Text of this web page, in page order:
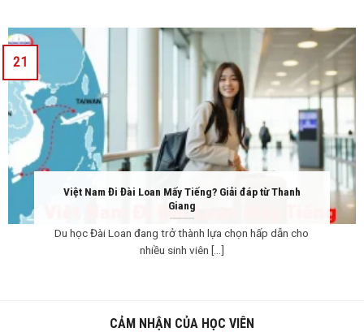
Việt Nam Đi Đài Loan Mấy Tiếng? Giải đáp từ Thanh
Giang
Du học Đài Loan đang trở thành lựa chọn hấp dẫn cho
nhiều sinh viên [...]
21
CẢM NHẬN CỦA HỌC VIÊN